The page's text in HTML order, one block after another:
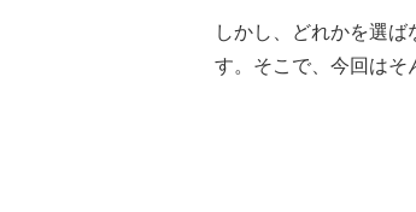
しかし、どれかを選
す。そこで、今回はそ